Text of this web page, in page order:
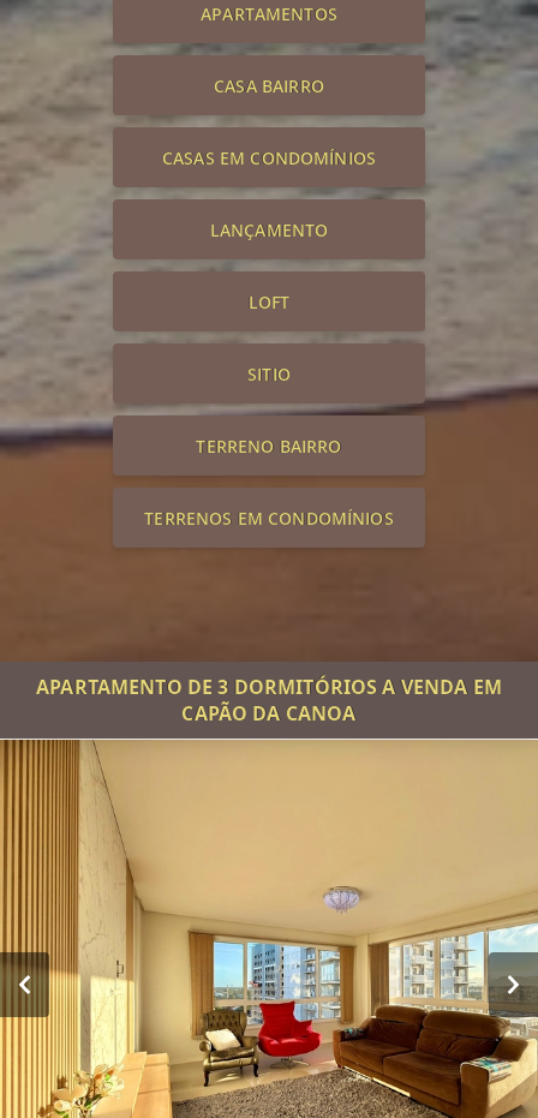
APARTAMENTOS
CASA BAIRRO
CASAS EM CONDOMÍNIOS
LANÇAMENTO
LOFT
SITIO
TERRENO BAIRRO
TERRENOS EM CONDOMÍNIOS
APARTAMENTO DE 3 DORMITÓRIOS A VENDA EM
CAPÃO DA CANOA